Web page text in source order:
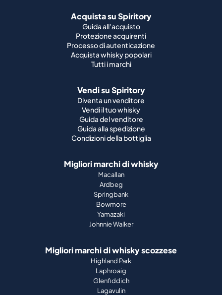
Acquista su Spiritory
Guida all'acquisto
Protezione acquirenti
Processo di autenticazione
Acquista whisky popolari
Tutti i marchi
Vendi su Spiritory
Diventa un venditore
Vendi il tuo whisky
Guida del venditore
Guida alla spedizione
Condizioni della bottiglia
Migliori marchi di whisky
Macallan
Ardbeg
Springbank
Bowmore
Yamazaki
Johnnie Walker
Migliori marchi di whisky scozzese
Highland Park
Laphroaig
Glenfiddich
Lagavulin